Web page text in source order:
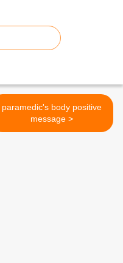
paramedic's body positive
message >